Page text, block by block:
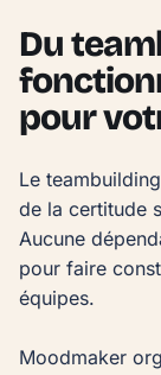
Du
pour
Le
de la certitude
Aucune
pour faire
équipes.
Moodmaker